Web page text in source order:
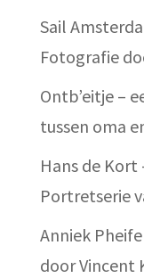
Sail
Fotografie
Ontb’eitje –
tussen oma
Hans de Kort
Portretserie
Anniek
door Vincent